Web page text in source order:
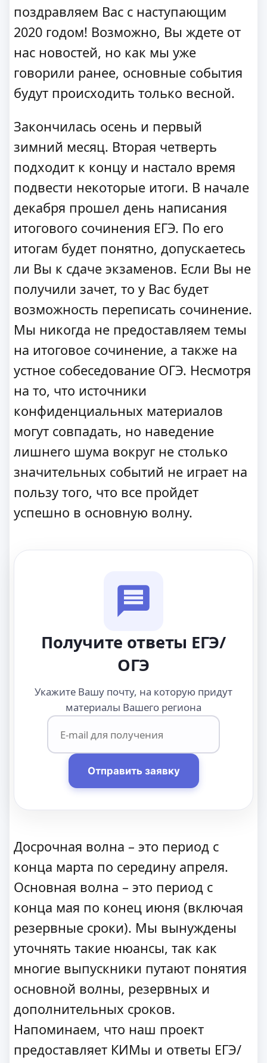
поздравляем Вас с наступающим
2020 годом! Возможно, Вы ждете от
нас новостей, но как мы уже
говорили ранее, основные события
будут происходить только весной.
Закончилась осень и первый
зимний месяц. Вторая четверть
подходит к концу и настало время
подвести некоторые итоги. В начале
декабря прошел день написания
итогового сочинения ЕГЭ. По его
итогам будет понятно, допускаетесь
ли Вы к сдаче экзаменов. Если Вы не
получили зачет, то у Вас будет
возможность переписать сочинение.
Мы никогда не предоставляем темы
на итоговое сочинение, а также на
устное собеседование ОГЭ. Несмотря
на то, что источники
конфиденциальных материалов
могут совпадать, но наведение
лишнего шума вокруг не столько
значительных событий не играет на
пользу того, что все пройдет
успешно в основную волну.
Получите ответы ЕГЭ/
ОГЭ
Укажите Вашу почту, на которую придут
материалы Вашего региона
Отправить заявку
Досрочная волна – это период с
конца марта по середину апреля.
Основная волна – это период с
конца мая по конец июня (включая
резервные сроки). Мы вынуждены
уточнять такие нюансы, так как
многие выпускники путают понятия
основной волны, резервных и
дополнительных сроков.
Напоминаем, что наш проект
предоставляет КИМы и ответы ЕГЭ/